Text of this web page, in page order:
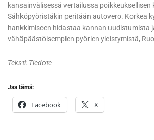
kansainvälisessä vertailussa poikkeuksellisen
Sähköpyöristäkin peritään autovero. Korkea
hankkimiseen hidastaa kannan uudistumista
vähäpäästöisempien pyörien yleistymistä,
Teksti: Tiedote
Jaa tämä:
Facebook X